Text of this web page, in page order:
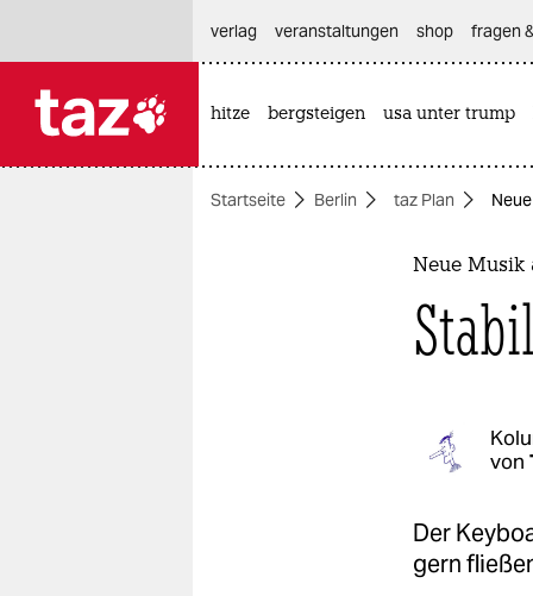
themen
verlag
veranstaltungen shop fragen
hitze bergsteigen usa unter trump
Startseite Berlin taz Plan
Neue Musik
von
Der
gern